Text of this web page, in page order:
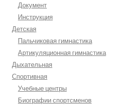
Документ
Инструкция
Детская
Пальчиковая гимнастика
Артикуляционная гимнастика
Дыхательная
Спортивная
Учебные центры
Биографии спортсменов